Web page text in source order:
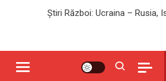
Știri Război: Ucraina – Rusia,